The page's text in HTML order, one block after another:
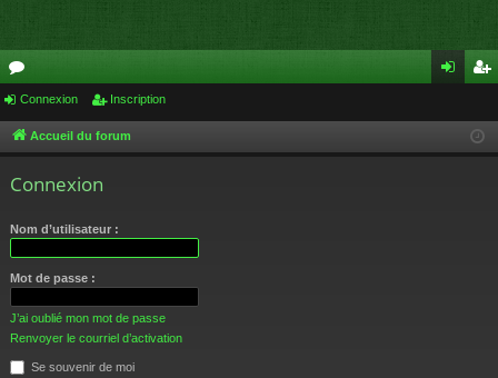
or
u cri
Connexion Inscription
Accueil du forum
Connexion
Nom d’utilisateur :
Mot de passe :
J’ai oublié mon mot de passe
Renvoyer le courriel d’activation
Se souvenir de moi